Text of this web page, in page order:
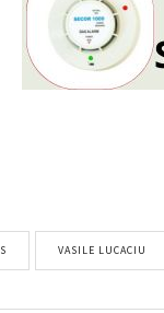
VASILE LUCACIU